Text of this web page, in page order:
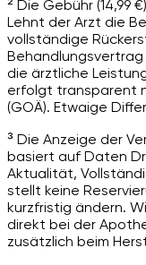
² Die Gebühr (14,99
Lehnt der Arzt die
vollständige
die ärztliche
erfolgt transparent
(GOÄ). Etwaige
³ Die Anzeige der
basiert auf Daten
Aktualität,
stellt keine
kurzfristig ändern.
direkt bei der
zusätzlich beim